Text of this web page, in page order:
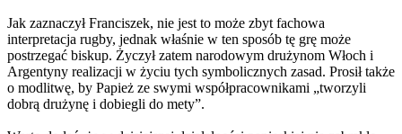
Jak zaznaczył Franciszek, nie jest to może zbyt fachowa
interpretacja rugby, jednak właśnie w ten sposób tę grę może
postrzegać biskup. Życzył zatem narodowym drużynom Włoch i
Argentyny realizacji w życiu tych symbolicznych zasad. Prosił także
o modlitwę, by Papież ze swymi współpracownikami „tworzyli
dobrą drużynę i dobiegli do mety”.